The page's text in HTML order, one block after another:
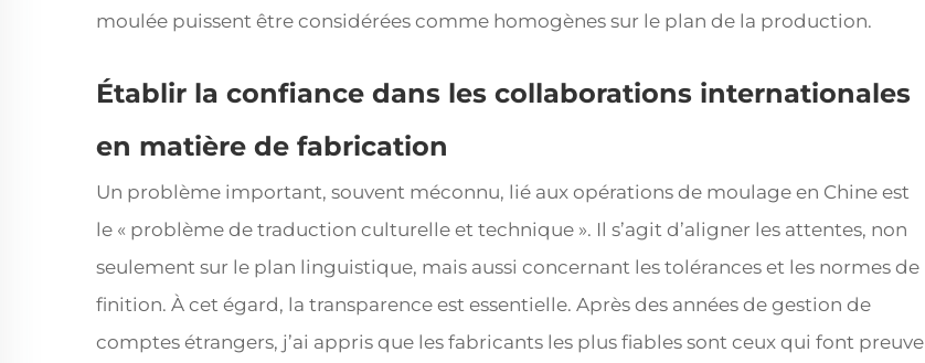
moulée puissent être considérées comme homogènes sur le plan de la production.
Établir la confiance dans les collaborations internationales
en matière de fabrication
Un problème important, souvent méconnu, lié aux opérations de moulage en Chine est
le « problème de traduction culturelle et technique ». Il s’agit d’aligner les attentes, non
seulement sur le plan linguistique, mais aussi concernant les tolérances et les normes de
finition. À cet égard, la transparence est essentielle. Après des années de gestion de
comptes étrangers, j’ai appris que les fabricants les plus fiables sont ceux qui font preuve